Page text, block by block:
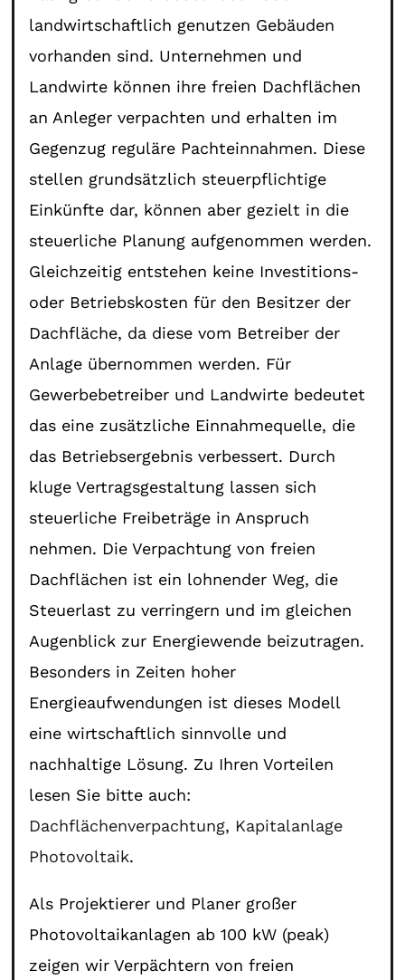
landwirtschaftlich genutzen Gebäuden
vorhanden sind. Unternehmen und
Landwirte können ihre freien Dachflächen
an Anleger verpachten und erhalten im
Gegenzug reguläre Pachteinnahmen. Diese
stellen grundsätzlich steuerpflichtige
Einkünfte dar, können aber gezielt in die
steuerliche Planung aufgenommen werden.
Gleichzeitig entstehen keine Investitions-
oder Betriebskosten für den Besitzer der
Dachfläche, da diese vom Betreiber der
Anlage übernommen werden. Für
Gewerbebetreiber und Landwirte bedeutet
das eine zusätzliche Einnahmequelle, die
das Betriebsergebnis verbessert. Durch
kluge Vertragsgestaltung lassen sich
steuerliche Freibeträge in Anspruch
nehmen. Die Verpachtung von freien
Dachflächen ist ein lohnender Weg, die
Steuerlast zu verringern und im gleichen
Augenblick zur Energiewende beizutragen.
Besonders in Zeiten hoher
Energieaufwendungen ist dieses Modell
eine wirtschaftlich sinnvolle und
nachhaltige Lösung. Zu Ihren Vorteilen
lesen Sie bitte auch:
Dachflächenverpachtung, Kapitalanlage
Photovoltaik.
Als Projektierer und Planer großer
Photovoltaikanlagen ab 100 kW (peak)
zeigen wir Verpächtern von freien